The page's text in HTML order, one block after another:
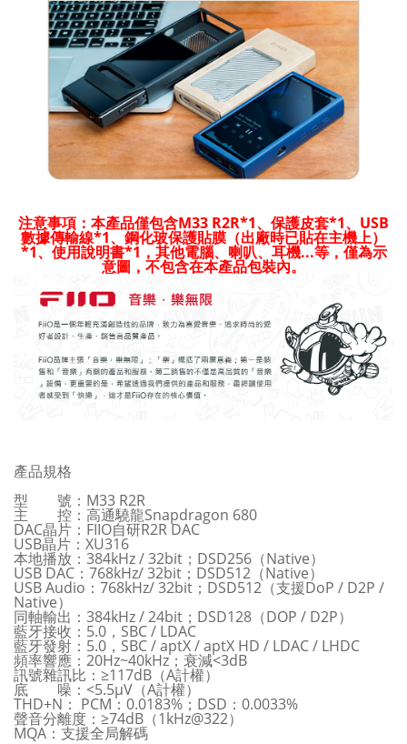
注意事項：本產品僅包含M33 R2R*1、保護皮套*1、USB
數據傳輸線*1、鋼化玻保護貼膜（出廠時已貼在主機上）
*1、使用說明書*1，其他電腦、喇叭、耳機...等，僅為示
意圖，不包含在本產品包裝內。
產品規格
型 號：M33 R2R
主 控：高通驍龍Snapdragon 680
DAC晶片：FIIO自研R2R DAC
USB晶片：XU316
本地播放：384kHz / 32bit；DSD256（Native）
USB DAC：768kHz/ 32bit；DSD512（Native）
USB Audio：768kHz/ 32bit；DSD512（支援DoP / D2P /
Native）
同軸輸出：384kHz / 24bit；DSD128（DOP / D2P）
藍牙接收：5.0，SBC / LDAC
藍牙發射：5.0，SBC / aptX / aptX HD / LDAC / LHDC
頻率響應：20Hz~40kHz；衰減<3dB
訊號雜訊比：≥117dB（A計權）
底 噪：<5.5µV（A計權）
THD+N： PCM：0.0183%；DSD：0.0033%
聲音分離度：≥74dB（1kHz@322）
MQA：支援全局解碼